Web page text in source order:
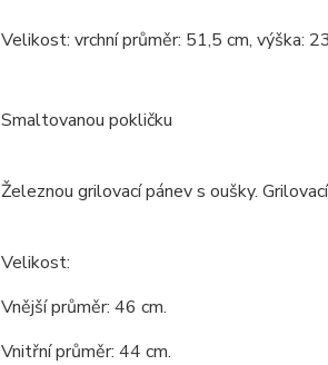
Velikost: vrchní průměr: 51,5 cm, výška:
Smaltovanou pokličku
Železnou grilovací pánev s oušky.
Velikost:
Vnější průměr: 46 cm.
Vnitřní průměr: 44 cm.